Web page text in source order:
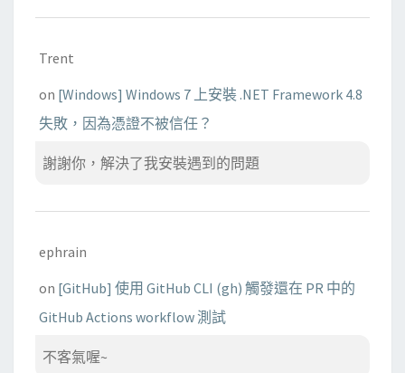
Trent
on [Windows] Windows 7 上安裝 .NET Framework 4.8
失敗，因為憑證不被信任？
謝謝你，解決了我安裝遇到的問題
ephrain
on [GitHub] 使用 GitHub CLI (gh) 觸發還在 PR 中的
GitHub Actions workflow 測試
不客氣喔~